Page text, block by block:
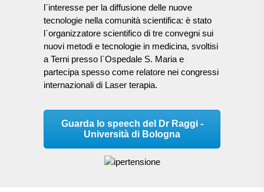
l`interesse per la diffusione delle nuove
tecnologie nella comunità scientifica: è stato
l`organizzatore scientifico di tre convegni sui
nuovi metodi e tecnologie in medicina, svoltisi
a Terni presso l`Ospedale S. Maria e
partecipa spesso come relatore nei congressi
internazionali di Laser terapia.
Guarda lo speech del Dr Raggi -
Università di Bologna